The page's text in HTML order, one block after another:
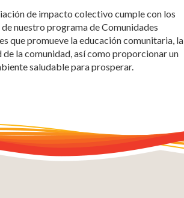
de impacto colectivo cumple con los
nuestro programa de Comunidades
que promueve la educación comunitaria, la
de la comunidad, así como proporcionar un
saludable para prosperar.